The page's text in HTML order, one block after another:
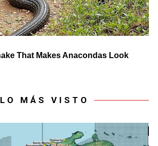
LO MÁS VISTO